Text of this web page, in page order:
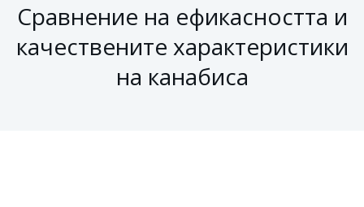
Сравнение на ефикасността и
качествените характеристики
на канабиса